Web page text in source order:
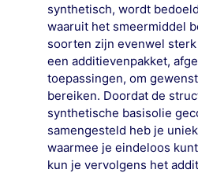
synthetisch, wordt
waaruit het smeermiddel
soorten zijn evenwel
een additievenpakket,
toepassingen, om
bereiken. Doordat de
synthetische basisolie
samengesteld heb je
waarmee je eindeloos
kun je vervolgens het